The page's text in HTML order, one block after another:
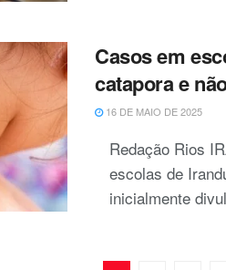
Casos em
catapora e
16 DE MAIO DE 2025
Redação Rios
escolas de
inicialmente